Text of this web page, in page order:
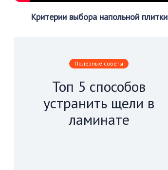
Критерии выбора напольной плитки
Полезные советы
Топ 5 способов
устранить щели в
ламинате